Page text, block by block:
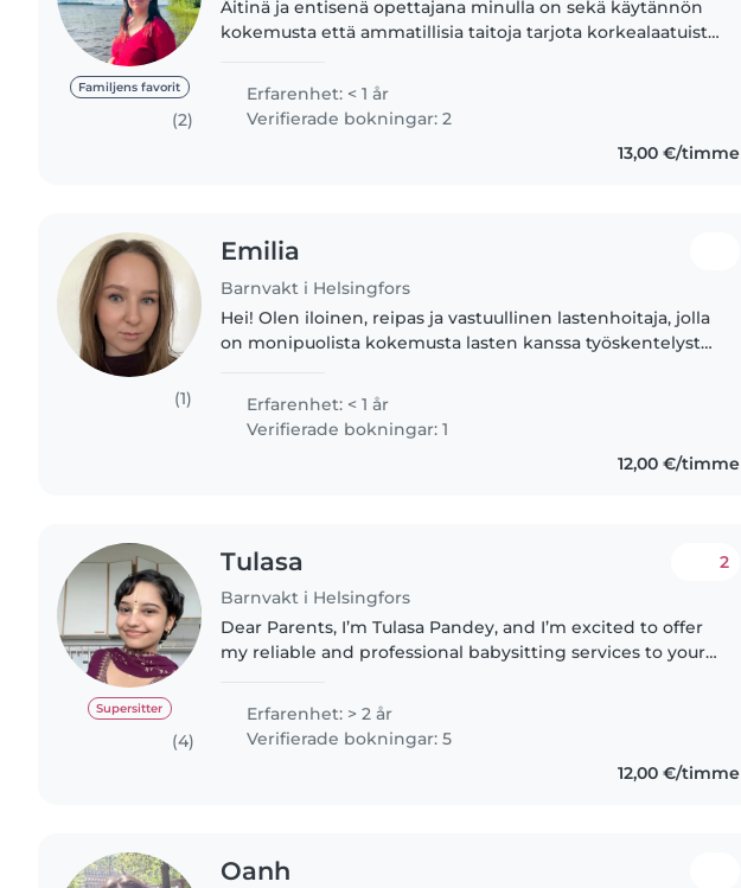
Familjens favorit
(2)
Äitinä ja entisenä opettajana minulla on sekä käytännön
kokemusta että ammatillisia taitoja tarjota korkealaatuista
intohimoinen..
Erfarenhet: < 1 år
Verifierade bokningar: 2
13,00 €/timme
(1)
Emilia
Barnvakt i Helsingfors
Hei! Olen iloinen, reipas ja vastuullinen lastenhoitaja, jolla
on monipuolista kokemusta lasten kanssa työskentelystä.
Erfarenhet: < 1 år
Verifierade bokningar: 1
12,00 €/timme
Supersitter
(4)
Tulasa
Barnvakt i Helsingfors
2
Dear Parents, I’m Tulasa Pandey, and I’m excited to offer
my reliable and professional babysitting services to your
Erfarenhet: > 2 år
Verifierade bokningar: 5
12,00 €/timme
Oanh